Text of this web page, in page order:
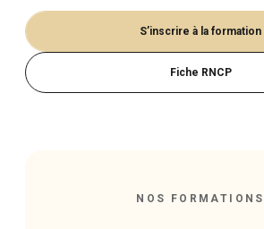
S’inscrire à la formation
Fiche RNCP
NOS FORMATIONS